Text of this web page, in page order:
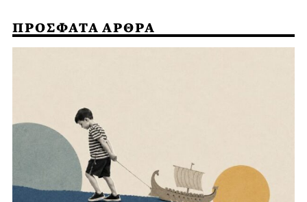
ΠΡΟΣΦΑΤΑ ΑΡΘΡΑ